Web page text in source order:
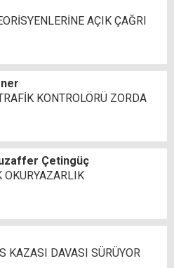
AÇIK ÇAĞRI
KONTROLÖRÜ ZORDA
Çetingüç
OKURYAZARLIK
KAZASI DAVASI SÜRÜYOR